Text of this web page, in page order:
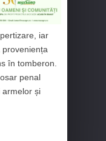
iar
în tomberon.
penal
armelor și